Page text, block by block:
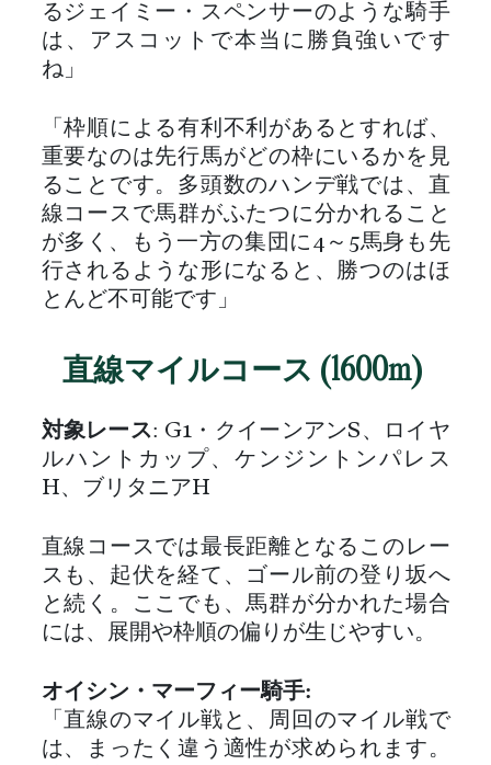
るジェイミー・スペンサーのような騎手
は、アスコットで本当に勝負強いです
ね」
「枠順による有利不利があるとすれば、
重要なのは先行馬がどの枠にいるかを見
ることです。多頭数のハンデ戦では、直
線コースで馬群がふたつに分かれること
が多く、もう一方の集団に4～5馬身も先
行されるような形になると、勝つのはほ
とんど不可能です」
直線マイルコース (1600m)
対象レース: G1・クイーンアンS、ロイヤ
ルハントカップ、ケンジントンパレス
H、ブリタニアH
直線コースでは最長距離となるこのレー
スも、起伏を経て、ゴール前の登り坂へ
と続く。ここでも、馬群が分かれた場合
には、展開や枠順の偏りが生じやすい。
オイシン・マーフィー騎手:
「直線のマイル戦と、周回のマイル戦で
は、まったく違う適性が求められます。